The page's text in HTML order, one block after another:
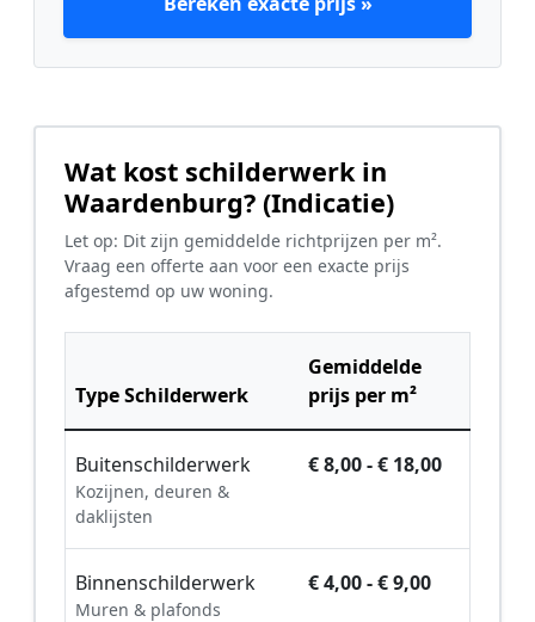
Wat kost schilderwerk in
Waardenburg? (Indicatie)
Let op: Dit zijn gemiddelde richtprijzen per m².
Vraag een offerte aan voor een exacte prijs
afgestemd op uw woning.
Type Schilderwerk
Gemiddelde
prijs per m²
Buitenschilderwerk
Kozijnen, deuren &
daklijsten
€ 8,00 - € 18,00
Binnenschilderwerk
Muren & plafonds
€ 4,00 - € 9,00